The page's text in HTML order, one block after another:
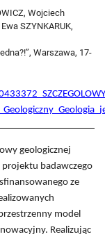
Wojciech
SZYNKARUK,
Warszawa, 17-
geologicznej
projektu badawczego
ze
model
Realizując